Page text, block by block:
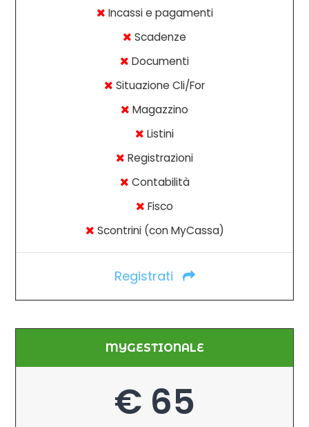
Incassi e pagamenti
Scadenze
Documenti
Situazione Cli/For
Magazzino
Listini
Registrazioni
Contabilità
Fisco
Scontrini (con MyCassa)
Registrati
MYGESTIONALE
€ 65